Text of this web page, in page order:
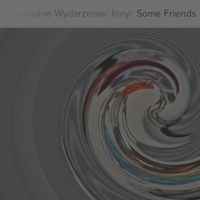
Specjalne Wydarzenia Inny Some